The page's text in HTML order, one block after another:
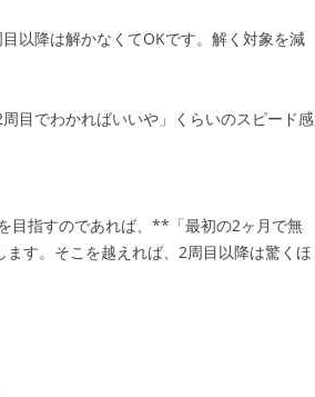
以降は解かなくてOKです。解く対象を減
目でわかればいいや」くらいのスピード感
目指すのであれば、**「最初の2ヶ月で無
す。そこを越えれば、2周目以降は驚くほ